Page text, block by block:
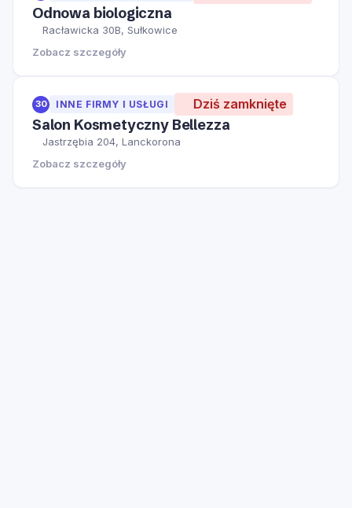
Odnowa biologiczna
Racławicka 30B, Sułkowice
Zobacz szczegóły
30 INNE FIRMY I USŁUGI Dziś zamknięte
Salon Kosmetyczny Bellezza
Jastrzębia 204, Lanckorona
Zobacz szczegóły